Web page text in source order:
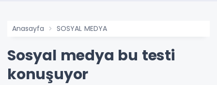
Anasayfa SOSYAL MEDYA
Sosyal medya bu testi
konuşuyor